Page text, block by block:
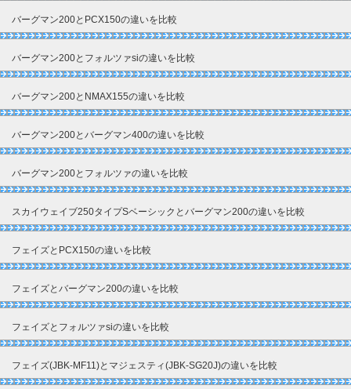
バーグマン200とPCX150の違いを比較
バーグマン200とフォルツァsiの違いを比較
バーグマン200とNMAX155の違いを比較
バーグマン200とバーグマン400の違いを比較
バーグマン200とフォルツァの違いを比較
スカイウェイブ250タイプSベーシックとバーグマン200の違いを比較
フェイズとPCX150の違いを比較
フェイズとバーグマン200の違いを比較
フェイズとフォルツァsiの違いを比較
フェイズ(JBK-MF11)とマジェスティ(JBK-SG20J)の違いを比較